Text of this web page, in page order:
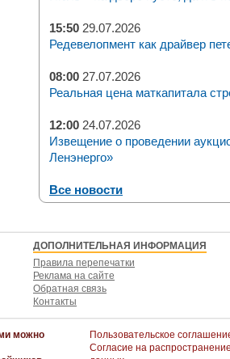
15:50 29.07.2026
Редевелопмент как драйвер
08:00 27.07.2026
Реальная цена маткапитала
12:00 24.07.2026
Извещение о проведении
Ленэнерго»
Все новости
ДОПОЛНИТЕЛЬНАЯ ИНФОРМАЦИЯ
Правила перепечатки
Реклама на сайте
Обратная связь
Контакты
можно
Пользовательское
Согласие на